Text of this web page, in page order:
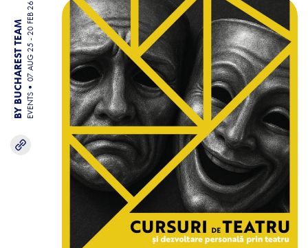
BY BUCHAREST TEAM EVENTS
07 AUG 25 - 20 FEB 26